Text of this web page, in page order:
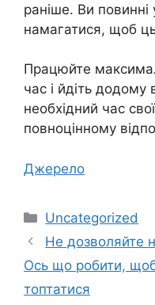
раніше. Ви
намагатися, щоб
Працюйте
час і йдіть додому
необхідний час
повноцінному
Джерело
Категорії
Uncategorized
Не дозволяйте
Ось що робити,
топтатися